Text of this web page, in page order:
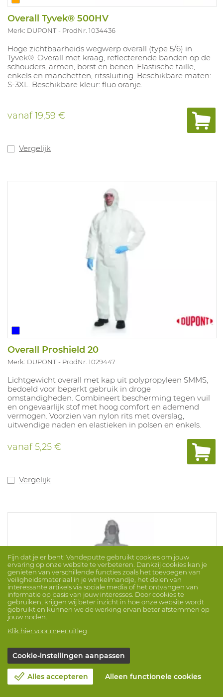
Overall Tyvek® 500HV
Merk: DUPONT ProdNr. 1034436
Hoge zichtbaarheids wegwerp overall (type 5/6) in
Tyvek®. Overall met kraag, reflecterende banden op de
schouders, armen, borst en benen. Elastische taille,
enkels en manchetten, ritssluiting. Beschikbare maten:
S-3XL. Beschikbare kleur: fluo oranje.
vanaf19,59 €
Vergelijk
Overall Proshield 20
Merk: DUPONT ProdNr. 1029447
Lichtgewicht overall met kap uit polypropyleen SMMS,
bedoeld voor beperkt gebruik in droge
omstandigheden. Combineert bescherming tegen vuil
en ongevaarlijk stof met hoog comfort en ademend
vermogen. Voorzien van nylon rits met overslag,
uitwendige naden en elastieken in polsen en enkels.
vanaf5,25 €
Vergelijk
Overall Tychem 6000F Plus+sokken
Fijn dat je er bent! Vandeputte gebruikt cookies om jouw
ervaring op onze website te verbeteren. Dankzij cookies kan je
genieten van verschillende functies zoals het toevoegen van
veiligheidsmateriaal in je winkelmandje, het delen van
interessante artikels via sociale media of het ontvangen van
informatie op basis van jouw interesses. Door cookies te
gebruiken, krijgen wij beter inzicht in hoe onze website wordt
gebruikt en kunnen we de werking ervan beter afstemmen op
jouw noden.
Klik hier voor meer uitleg
Cookie-instellingen aanpassen
Alles accepteren Alleen functionele cookies